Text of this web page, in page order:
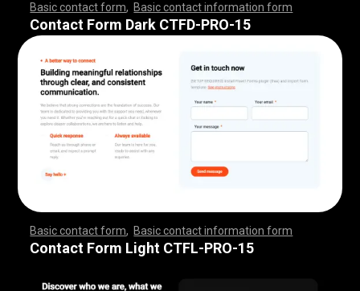
Basic contact form Basic contact information form
,,,,,,,,,,,,,,,,,,,,, ,,,,,,,,,,,,,,,,,,,,,,,,,,,,,,,,,,
,,,,,,,,,,,,,,,,,,,,, ,,,,,,,,,,,,,,,,,,,,,,,,,,,
Contact Form Dark CTFD-PRO-15
Basic contact form Basic contact information form
,,,,,,,,,,,,,,,,,,,,, ,,,,,,,,,,,,,,,,,,,,,,,,,,,,,,,,,,
,,,,,,,,,,,,,,,,,,,,, ,,,,,,,,,,,,,,,,,,,,,,,,,,,
Contact Form Light CTFL-PRO-15